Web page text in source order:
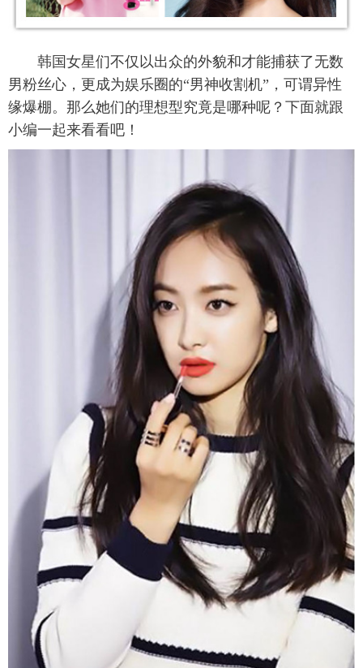
韩国女星们不仅以出众的外貌和才能捕获了无数
男粉丝心，更成为娱乐圈的“男神收割机”，可谓异性
缘爆棚。那么她们的理想型究竟是哪种呢？下面就跟
小编一起来看看吧！